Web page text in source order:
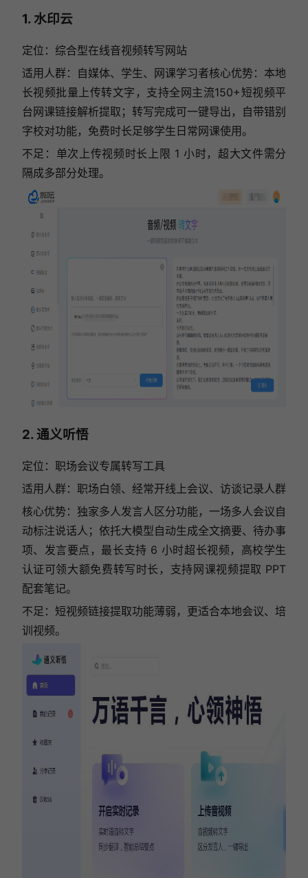
1. 水印云
定位：综合型在线音视频转写网站
适用人群：自媒体、学生、网课学习者核心优势：本地
长视频批量上传转文字，支持全网主流150+短视频平
台网课链接解析提取；转写完成可一键导出，自带错别
字校对功能，免费时长足够学生日常网课使用。
不足：单次上传视频时长上限 1 小时，超大文件需分
隔成多部分处理。
2. 通义听悟
定位：职场会议专属转写工具
适用人群：职场白领、经常开线上会议、访谈记录人群
核心优势：独家多人发言人区分功能，一场多人会议自
动标注说话人；依托大模型自动生成全文摘要、待办事
项、发言要点，最长支持 6 小时超长视频，高校学生
认证可领大额免费转写时长，支持网课视频提取 PPT
配套笔记。
不足：短视频链接提取功能薄弱，更适合本地会议、培
训视频。